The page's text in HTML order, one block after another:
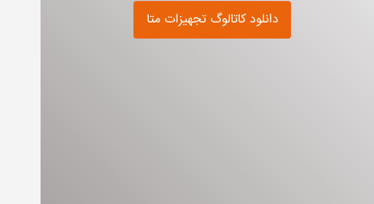
دانلود کاتالوگ تجهیزات متا